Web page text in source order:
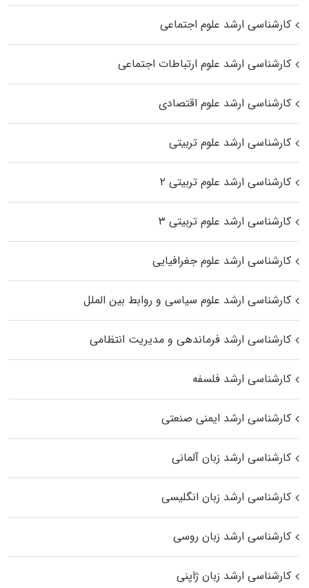
کارشناسی ارشد علوم اجتماعی
کارشناسی ارشد علوم ارتباطات اجتماعی
کارشناسی ارشد علوم اقتصادی
کارشناسی ارشد علوم تربیتی
کارشناسی ارشد علوم تربیتی ۲
کارشناسی ارشد علوم تربیتی ۳
کارشناسی ارشد علوم جغرافیایی
کارشناسی ارشد علوم سیاسی و روابط بین الملل
کارشناسی ارشد فرماندهی و مدیریت انتظامی
کارشناسی ارشد فلسفه
کارشناسی ارشد ایمنی صنعتی
کارشناسی ارشد زبان آلمانی
کارشناسی ارشد زبان انگلیسی
کارشناسی ارشد زبان روسی
کارشناسی ارشد زبان ژاپنی